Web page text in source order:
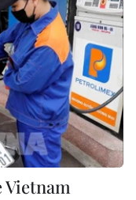
Vietnam